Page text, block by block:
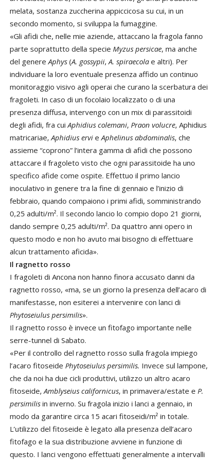
melata, sostanza zuccherina appiccicosa su cui, in un
secondo momento, si sviluppa la fumaggine.
«Gli afidi che, nelle mie aziende, attaccano la fragola fanno
parte soprattutto della specie Myzus persicae, ma anche
del genereAphys (A. gossypii,A. spiraecola e altri). Per
individuare la loro eventuale presenza affido un continuo
monitoraggio visivo agli operai che curano la scerbatura dei
fragoleti. In caso di un focolaio localizzato o di una
presenza diffusa, intervengo con un mix di parassitoidi
degli afidi, fra cuiAphidius colemani, Praon volucre, Aphidius
matricariae,Aphidius ervi eAphelinus abdominalis, che
assieme “coprono” l’intera gamma di afidi che possono
attaccare il fragoleto visto che ogni parassitoide ha uno
specifico afide come ospite. Effettuo il primo lancio
inoculativo in genere tra la fine di gennaio e l’inizio di
febbraio, quando compaiono i primi afidi, somministrando
0,25 adulti/m². Il secondo lancio lo compio dopo 21 giorni,
dando sempre 0,25 adulti/m². Da quattro anni opero in
questo modo e non ho avuto mai bisogno di effettuare
alcun trattamento aficida».
Il ragnetto rosso
I fragoleti di Ancona non hanno finora accusato danni da
ragnetto rosso, «ma, se un giorno la presenza dell’acaro di
manifestasse, non esiterei a intervenire con lanci di
Phytoseiulus persimilis».
Il ragnetto rosso è invece un fitofago importante nelle
serre-tunnel di Sabato.
«Per il controllo del ragnetto rosso sulla fragola impiego
l’acaro fitoseide Phytoseiulus persimilis. Invece sul lampone,
che da noi ha due cicli produttivi, utilizzo un altro acaro
fitoseide,Amblyseius californicus, in primavera/estate e P.
persimilis in inverno. Su fragola inizio i lanci a gennaio, in
modo da garantire circa 15 acari fitoseidi/m² in totale.
L’utilizzo del fitoseide è legato alla presenza dell’acaro
fitofago e la sua distribuzione avviene in funzione di
questo. I lanci vengono effettuati generalmente a intervalli